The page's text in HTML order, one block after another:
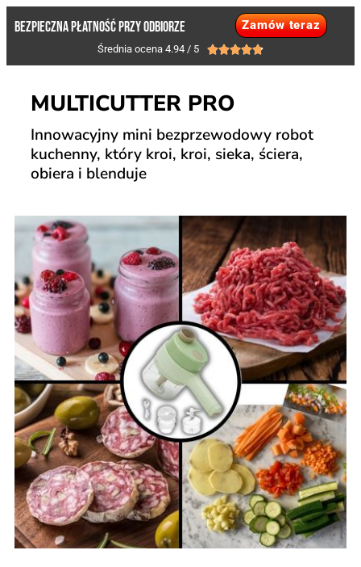
BEZPIECZNA PŁATNOŚĆ PRZY ODBIORZE Zamów teraz
Średnia ocena 4.94 / 5 
MULTICUTTER PRO
Innowacyjny mini bezprzewodowy robot
kuchenny, który kroi, kroi, sieka, ściera,
obiera i blenduje